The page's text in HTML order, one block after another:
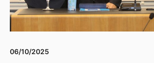
06/10/2025